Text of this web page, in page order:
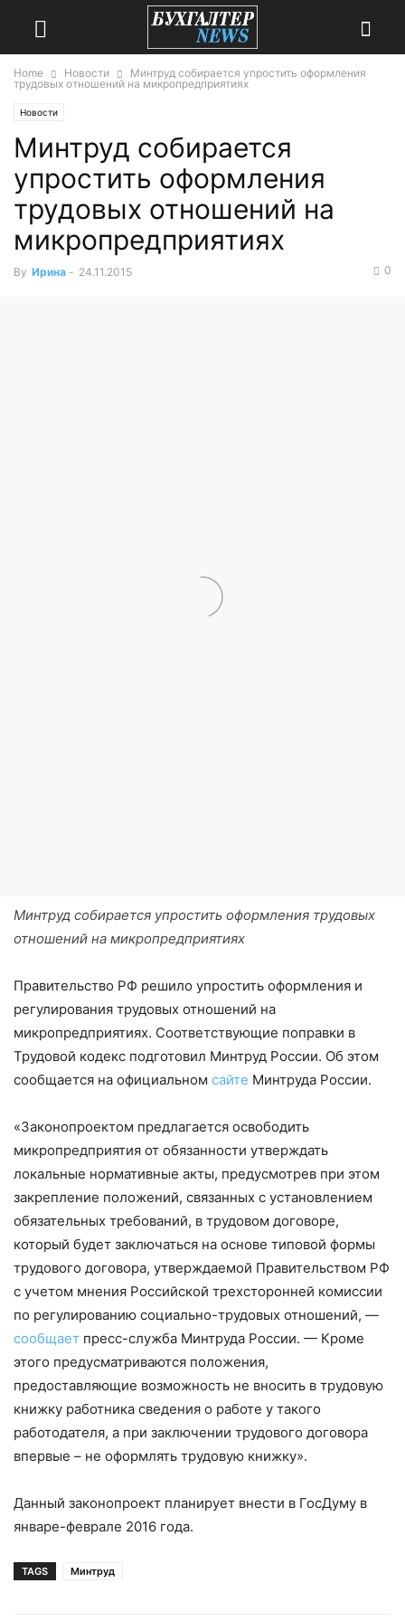
Home Новости
Минтруд собирается упростить оформления
трудовых отношений на микропредприятиях
Новости
Минтруд собирается
упростить оформления
трудовых отношений на
микропредприятиях
By Ирина - 24.11.2015 0
Минтруд собирается упростить оформления трудовых
отношений на микропредприятиях
Правительство РФ решило упростить оформления и
регулирования трудовых отношений на
микропредприятиях. Соответствующие поправки в
Трудовой кодекс подготовил Минтруд России. Об этом
сообщается на официальном сайте Минтруда России.
«Законопроектом предлагается освободить
микропредприятия от обязанности утверждать
локальные нормативные акты, предусмотрев при этом
закрепление положений, связанных с установлением
обязательных требований, в трудовом договоре,
который будет заключаться на основе типовой формы
трудового договора, утверждаемой Правительством РФ
с учетом мнения Российской трехсторонней комиссии
по регулированию социально-трудовых отношений, —
сообщает пресс-служба Минтруда России. — Кроме
этого предусматриваются положения,
предоставляющие возможность не вносить в трудовую
книжку работника сведения о работе у такого
работодателя, а при заключении трудового договора
впервые – не оформлять трудовую книжку».
Данный законопроект планирует внести в ГосДуму в
январе-феврале 2016 года.
TAGS Минтруд